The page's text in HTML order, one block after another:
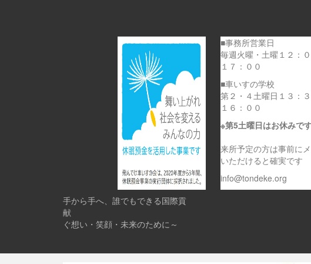
■事務所営業日
毎週火曜・土曜１２：
１７：００
■車いすの学校
第２・４土曜日１３：
１６：００
※第5土曜日はお休みで
来所予定の方は事前に
いただけると確実です
info@tondeke.org
手から手へ、誰でもできる国際貢
献 ～
ぐ想い・笑顔・未来のために～